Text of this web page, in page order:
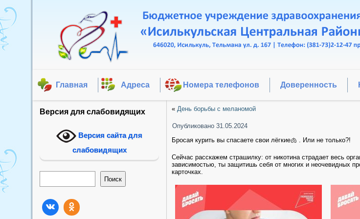
Главная Адреса Номера телефонов Доверенность
Версия для слабовидящих
Версия сайта для
слабовидящих
Поиск
« День борьбы с меланомой
Опубликовано 31.05.2024
Бросая курить вы спасаете свои лёгкие🫁 . Или не только?!
Сейчас расскажем страшилку: от никотина страдает весь
зависимостью, ты защитишь себя от многих и неочевидных
карточках.